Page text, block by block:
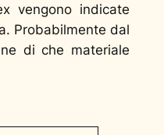
vengono indicate
Probabilmente dal
di che materiale